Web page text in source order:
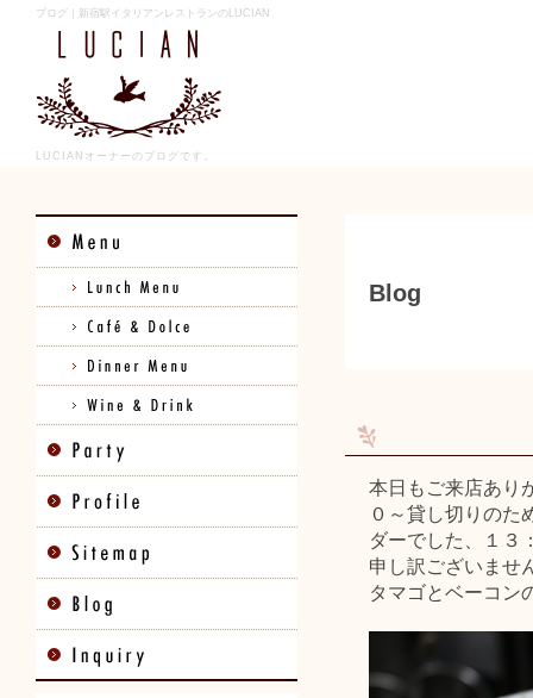
ブログ｜新宿駅イタリアンレストランのLUCIAN
LUCIANオーナーのブログです。
Blog
本日もご来店あり
０～貸し切りのた
ダーでした、１３
申し訳ございま
タマゴとベーコン